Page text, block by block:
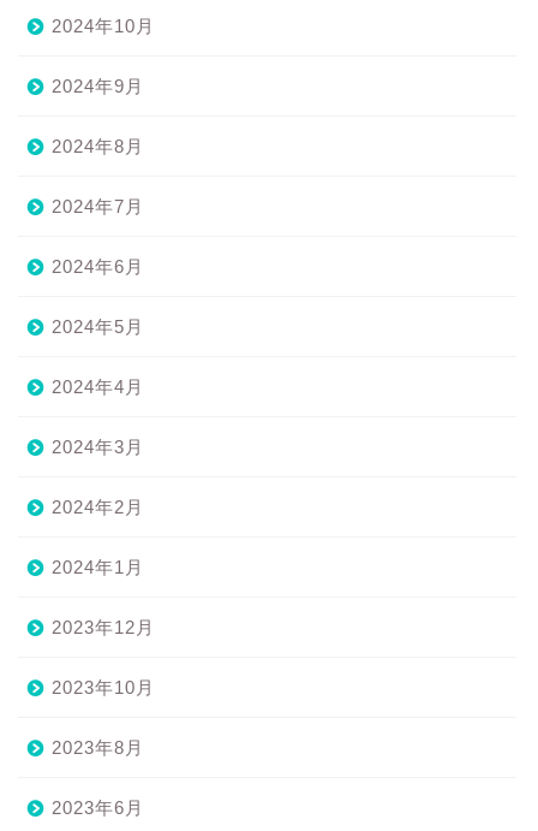
2024年10月
2024年9月
2024年8月
2024年7月
2024年6月
2024年5月
2024年4月
2024年3月
2024年2月
2024年1月
2023年12月
2023年10月
2023年8月
2023年6月